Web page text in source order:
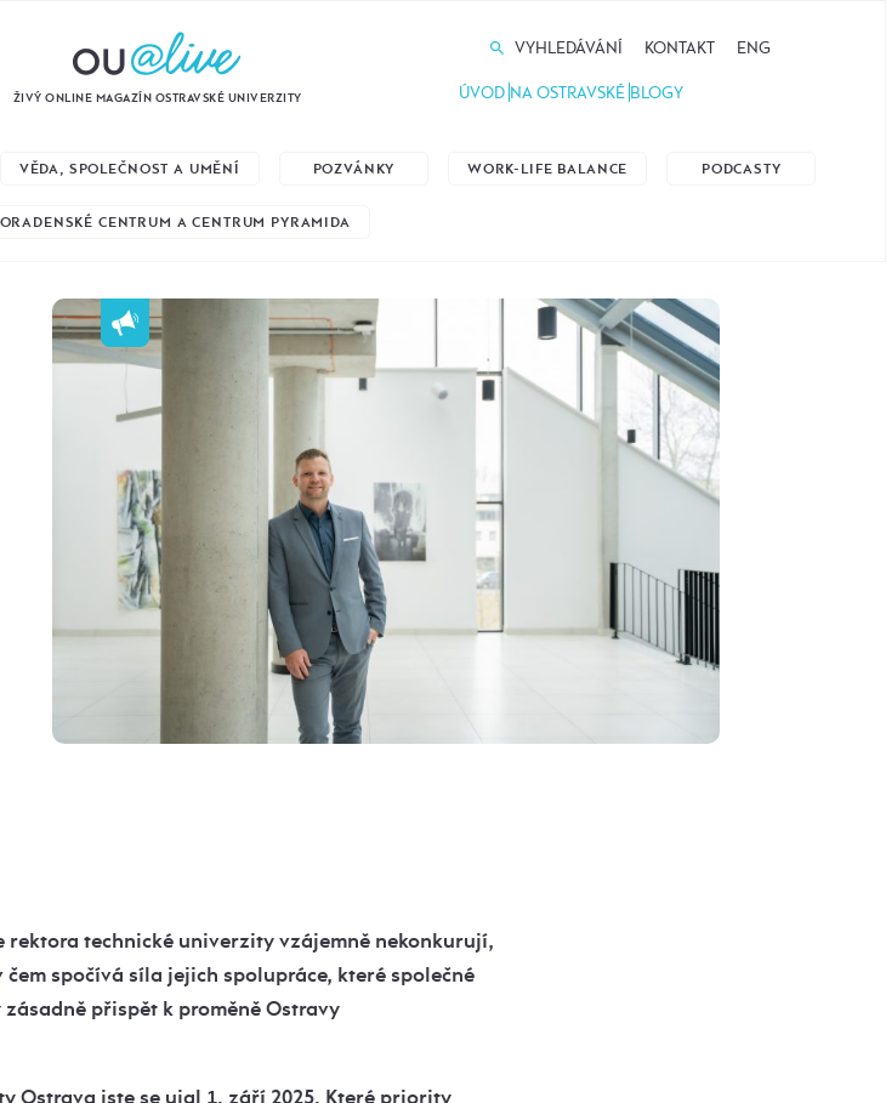
ŽIVÝ ONLINE MAGAZÍN OSTRAVSKÉ UNIVERZITY
VYHLEDÁVÁNÍ KONTAKT ENG
ÚVOD NA OSTRAVSKÉ BLOGY
VĚDA, SPOLEČNOST A UMĚNÍ POZVÁNKY WORK-LIFE BALANCE PODCASTY
CENTRUM A CENTRUM PYRAMIDA
rektora technické univerzity vzájemně nekonkurují,
spočívá síla jejich spolupráce, které společné
přispět k proměně Ostravy
Ostrava jste se ujal 1. září 2025. Které priority